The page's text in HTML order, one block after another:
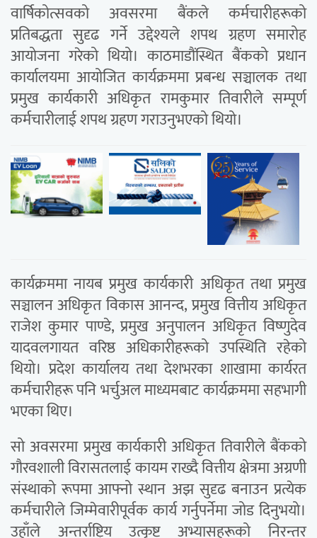
वार्षिकोत्सवको अवसरमा बैंकले कर्मचारीहरूको
प्रतिबद्धता सुदृढ गर्ने उद्देश्यले शपथ ग्रहण समारोह
आयोजना गरेको थियो। काठमाडौंस्थित बैंकको प्रधान
कार्यालयमा आयोजित कार्यक्रममा प्रबन्ध सञ्चालक तथा
प्रमुख कार्यकारी अधिकृत रामकुमार तिवारीले सम्पूर्ण
कर्मचारीलाई शपथ ग्रहण गराउनुभएको थियो।
कार्यक्रममा नायब प्रमुख कार्यकारी अधिकृत तथा प्रमुख
सञ्चालन अधिकृत विकास आनन्द, प्रमुख वित्तीय अधिकृत
राजेश कुमार पाण्डे, प्रमुख अनुपालन अधिकृत विष्णुदेव
यादवलगायत वरिष्ठ अधिकारीहरूको उपस्थिति रहेको
थियो। प्रदेश कार्यालय तथा देशभरका शाखामा कार्यरत
कर्मचारीहरू पनि भर्चुअल माध्यमबाट कार्यक्रममा सहभागी
भएका थिए।
सो अवसरमा प्रमुख कार्यकारी अधिकृत तिवारीले बैंकको
गौरवशाली विरासतलाई कायम राख्दै वित्तीय क्षेत्रमा अग्रणी
संस्थाको रूपमा आफ्नो स्थान अझ सुदृढ बनाउन प्रत्येक
कर्मचारीले जिम्मेवारीपूर्वक कार्य गर्नुपर्नेमा जोड दिनुभयो।
उहाँले अन्तर्राष्ट्रिय उत्कृष्ट अभ्यासहरूको निरन्तर